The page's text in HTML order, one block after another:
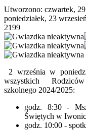
Utworzono: czwartek,
poniedziałek, 23
2199
2 września w
wszystkich
szkolnego 2024/2025:
godz. 8:30 -
Świętych w
godz. 10:00 -